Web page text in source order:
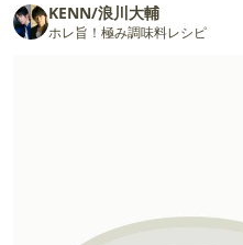
KENN/浪川大輔
ホレ旨！極み調味料レシピ